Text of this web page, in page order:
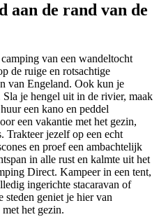
aan de rand van de
van een wandeltocht
de ruige en rotsachtige
van Engeland. Ook kun je
je hengel uit in de rivier, maak
een kano en peddel
een vakantie met het gezin,
Trakteer jezelf op een echt
en proef een ambachtelijk
in alle rust en kalmte uit het
Direct. Kampeer in een tent,
ingerichte stacaravan of
geniet je hier van
het gezin.